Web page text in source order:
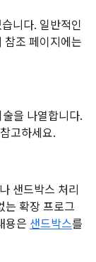
니다. 일반적인
참조 페이지에는
을 나열합니다.
고하세요.
샌드박스 처리
는 확장 프로그
용은 샌드박스를